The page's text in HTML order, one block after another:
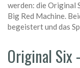
werden: die Original
Big Red Machine.
begeistert und das
Original Six